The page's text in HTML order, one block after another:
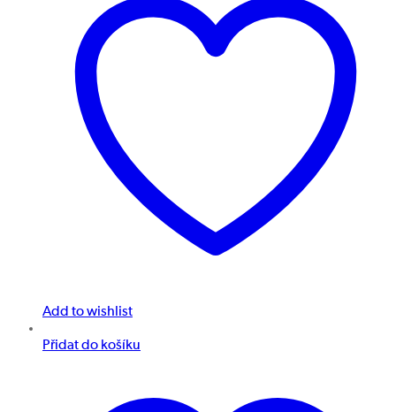
Add to wishlist
Přidat do košíku